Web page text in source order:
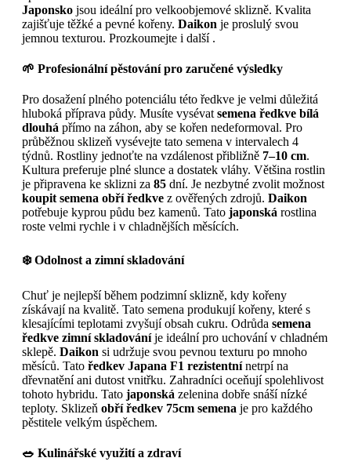
Japonsko jsou ideální pro velkoobjemové sklizně. Kvalita
zajišťuje těžké a pevné kořeny. Daikon je proslulý svou
jemnou texturou. Prozkoumejte i další .
🌱 Profesionální pěstování pro zaručené výsledky
Pro dosažení plného potenciálu této ředkve je velmi důležitá
hluboká příprava půdy. Musíte vysévatsemena ředkve bílá
dlouhá přímo na záhon, aby se kořen nedeformoval. Pro
průběžnou sklizeň vysévejte tato semena v intervalech 4
týdnů. Rostliny jednoťte na vzdálenost přibližně 7–10 cm.
Kultura preferuje plné slunce a dostatek vláhy. Většina rostlin
je připravena ke sklizni za 85 dní. Je nezbytné zvolit možnost
koupit semena obří ředkve z ověřených zdrojů. Daikon
potřebuje kyprou půdu bez kamenů. Tato japonská rostlina
roste velmi rychle i v chladnějších měsících.
❄️ Odolnost a zimní skladování
Chuť je nejlepší během podzimní sklizně, kdy kořeny
získávají na kvalitě. Tato semena produkují kořeny, které s
klesajícími teplotami zvyšují obsah cukru. Odrůda semena
ředkve zimní skladováníje ideální pro uchování v chladném
sklepě. Daikon si udržuje svou pevnou texturu po mnoho
měsíců. Tato ředkev Japana F1 rezistentnínetrpí na
dřevnatění ani dutost vnitřku. Zahradníci oceňují spolehlivost
tohoto hybridu. Tato japonská zelenina dobře snáší nízké
teploty. Sklizeň obří ředkev 75cm semena je pro každého
pěstitele velkým úspěchem.
🥗 Kulinářské využití a zdraví